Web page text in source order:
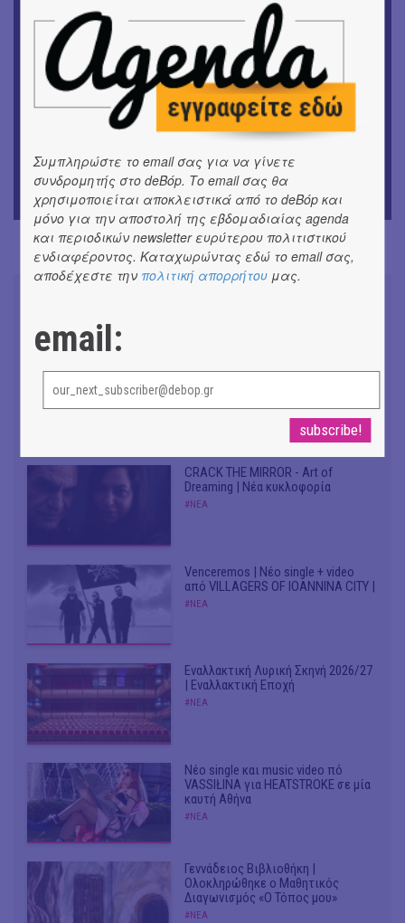
Ομαδική έκθεση | Προσωρινά για Πάντα
ΕΙΚΑΣΤΙΚΑ
Έκθεση φωτογραφίας: Ανδρίων έργα και ημέρες
ΕΙΚΑΣΤΙΚΑ
Αργύρης Ραλλιάς | Λιτανεία
ΕΙΚΑΣΤΙΚΑ
Θανάσης Λάλας-Κώστας Τσόκλης - Συνομιλώντας με
εικόνες και λέξεις
Dafoe, Czech Studio Orchestra |
Από το soundtrack της ταινίας "The
CRACK THE MIRROR - Art of
Dreaming | Νέα κυκλοφορία
#ΝΕΑ
Venceremos | Νέο single + video
από VILLAGERS OF IOANNINA CITY |
#ΝΕΑ
Εναλλακτική Λυρική Σκηνή 2026/27
| Εναλλακτική Εποχή
#ΝΕΑ
Νέο single και music video πό
VASSIŁINA για HEATSTROKE σε μία
καυτή Αθήνα
#ΝΕΑ
Γεννάδειος Βιβλιοθήκη |
Ολοκληρώθηκε ο Μαθητικός
Διαγωνισμός «Ο Τόπος μου»
#ΝΕΑ
Συμπληρώστε το email σας για να γίνετε
συνδρομητής στο deBόp. Το email σας θα
χρησιμοποιείται αποκλειστικά από το deBόp και
μόνο για την αποστολή της εβδομαδιαίας agenda
και περιοδικών newsletter ευρύτερου πολιτιστικού
ενδιαφέροντος. Καταχωρώντας εδώ το email σας,
αποδέχεστε την πολιτική απορρήτου μας.
email: